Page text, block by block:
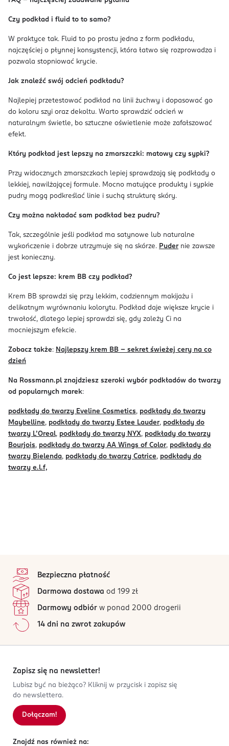
Czy podkład i fluid to to samo?
W praktyce tak. Fluid to po prostu jedna z form podkładu,
najczęściej o płynnej konsystencji, która łatwo się rozprowadza i
pozwala stopniować krycie.
Jak znaleźć swój odcień podkładu?
Najlepiej przetestować podkład na linii żuchwy i dopasować go
do koloru szyi oraz dekoltu. Warto sprawdzić odcień w
naturalnym świetle, bo sztuczne oświetlenie może zafałszować
efekt.
Który podkład jest lepszy na zmarszczki: matowy czy sypki?
Przy widocznych zmarszczkach lepiej sprawdzają się podkłady o
lekkiej, nawilżającej formule. Mocno matujące produkty i sypkie
pudry mogą podkreślać linie i suchą strukturę skóry.
Czy można nakładać sam podkład bez pudru?
Tak, szczególnie jeśli podkład ma satynowe lub naturalne
wykończenie i dobrze utrzymuje się na skórze. Pudernie zawsze
jest konieczny.
Co jest lepsze: krem BB czy podkład?
Krem BB sprawdzi się przy lekkim, codziennym makijażu i
delikatnym wyrównaniu kolorytu. Podkład daje większe krycie i
trwałość, dlatego lepiej sprawdzi się, gdy zależy Ci na
mocniejszym efekcie.
Zobacz także: Najlepszy krem BB - sekret świeżej cery na co
dzień
Na Rossmann.pl znajdziesz szeroki wybór podkładów do twarzy
od popularnych marek:
podkłady do twarzy Eveline Cosmetics, podkłady do twarzy
Maybelline, podkłady do twarzy Estee Lauder, podkłady do
twarzy L’Oreal, podkłady do twarzy NYX, podkłady do twarzy
Bourjois, podkłady do twarzy AA Wings of Color, podkłady do
twarzy Bielenda, podkłady do twarzy Catrice, podkłady do
twarzy e.l.f,
Bezpieczna płatność
Darmowa dostawa od 199 zł
Darmowy odbiór w ponad 2000 drogerii
14 dni na zwrot zakupów
Zapisz się na newsletter!
Lubisz być na bieżąco? Kliknij w przycisk i zapisz się
do newslettera.
Dołączam!
Znajdź nas również na: